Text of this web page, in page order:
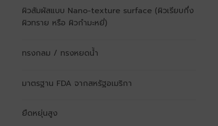
ผิวสัมผัสแบบ Nano-texture surface (ผิวเรียบกึ่ง
ผิวทราย หรือ ผิวกำมะหยี่)
ทรงกลม / ทรงหยดน้ำ
มาตรฐาน FDA จากสหรัฐอเมริกา
ยืดหยุ่นสูง